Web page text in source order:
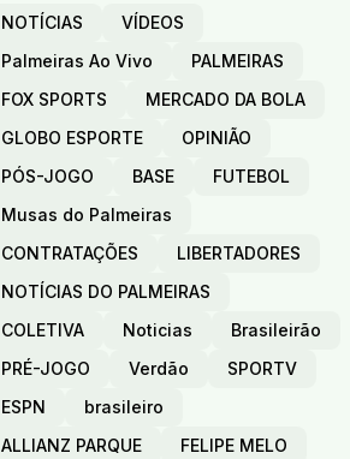
NOTÍCIAS
VÍDEOS
Palmeiras Ao Vivo
PALMEIRAS
FOX SPORTS
MERCADO DA BOLA
GLOBO ESPORTE
OPINIÃO
PÓS-JOGO
BASE
FUTEBOL
Musas do Palmeiras
CONTRATAÇÕES
LIBERTADORES
NOTÍCIAS DO PALMEIRAS
COLETIVA
Noticias
Brasileirão
PRÉ-JOGO
Verdão
SPORTV
ESPN
brasileiro
ALLIANZ PARQUE
FELIPE MELO